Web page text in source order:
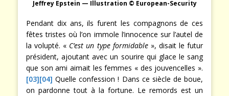
Jeffrey Epstein — Illustration © European-Security
Pendant dix ans, ils furent les compagnons de ces
fêtes tristes où l’on immole l’innocence sur l’autel de
la volupté. « C’est un type formidable», disait le futur
président, ajoutant avec un sourire qui glace le sang
que son ami aimait les femmes « des jouvencelles ».
[03][04] Quelle confession ! Dans ce siècle de boue,
on pardonne tout à la fortune. Le remords est un